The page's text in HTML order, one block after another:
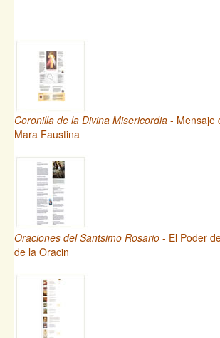
Coronilla de la Divina Misericordia - Mensaje
Mara Faustina
Oraciones del Santsimo Rosario - El Poder
de la Oracin